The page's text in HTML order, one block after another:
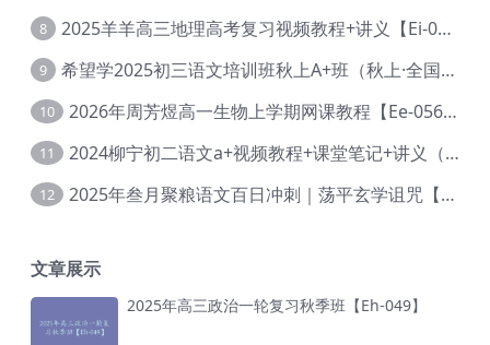
8 2025羊羊高三地理高考复习视频教程+讲义【Ei-051】
9 希望学2025初三语文培训班秋上A+班（秋上·全国版·A+）【Da-031】
10 2026年周芳煜高一生物上学期网课教程【Ee-056】
11 2024柳宁初二语文a+视频教程+课堂笔记+讲义（暑假班+秋季班）【Da-003】
12 2025年叁月聚粮语文百日冲刺｜荡平玄学诅咒【Ea-001】
文章展示
2025年高三政治一轮复习秋季班【Eh-049】